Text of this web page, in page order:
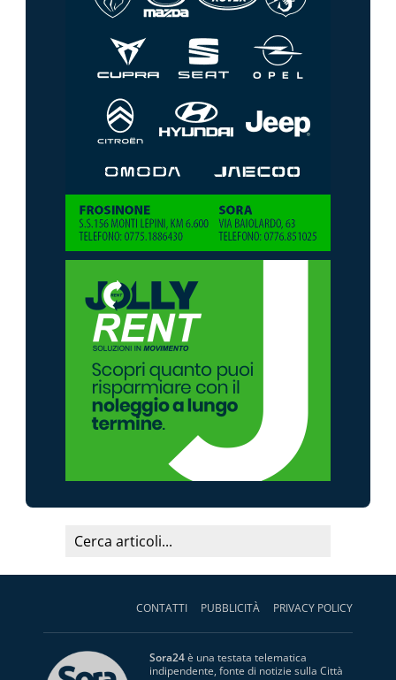
CONTATTI PUBBLICITÀ PRIVACY POLICY
Sora24è una testata telematica
indipendente, fonte di notizie sulla Città